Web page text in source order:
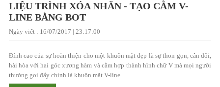
LIỆU TRÌNH XÓA NHĂN - TẠO CẰM V-
LINE BẰNG BOT
Ngày viết : 16/07/2017 | 23:17:00
Đỉnh cao của sự hoàn thiện cho một khuôn mặt đẹp là sự thon gọn, cân đối,
hài hòa với hai góc xương hàm và cằm hợp thành hình chữ V mà mọi người
thường gọi đấy chính là khuôn mặt V-line.